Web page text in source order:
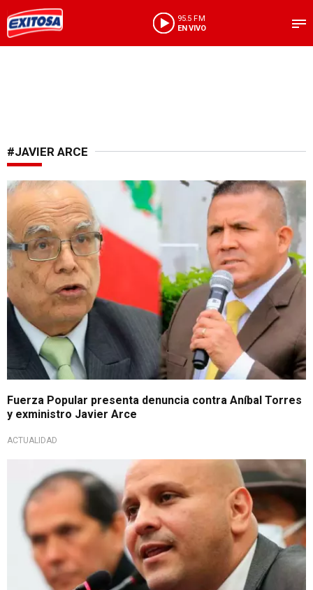
95.5 FM
EN VIVO
#JAVIER ARCE
Fuerza Popular presenta denuncia contra Aníbal Torres
y exministro Javier Arce
ACTUALIDAD